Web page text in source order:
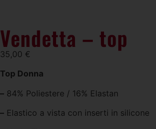
Vendetta – top
35,00 €
Top Donna
– 84% Poliestere / 16% Elastan
– Elastico a vista con inserti in silicone